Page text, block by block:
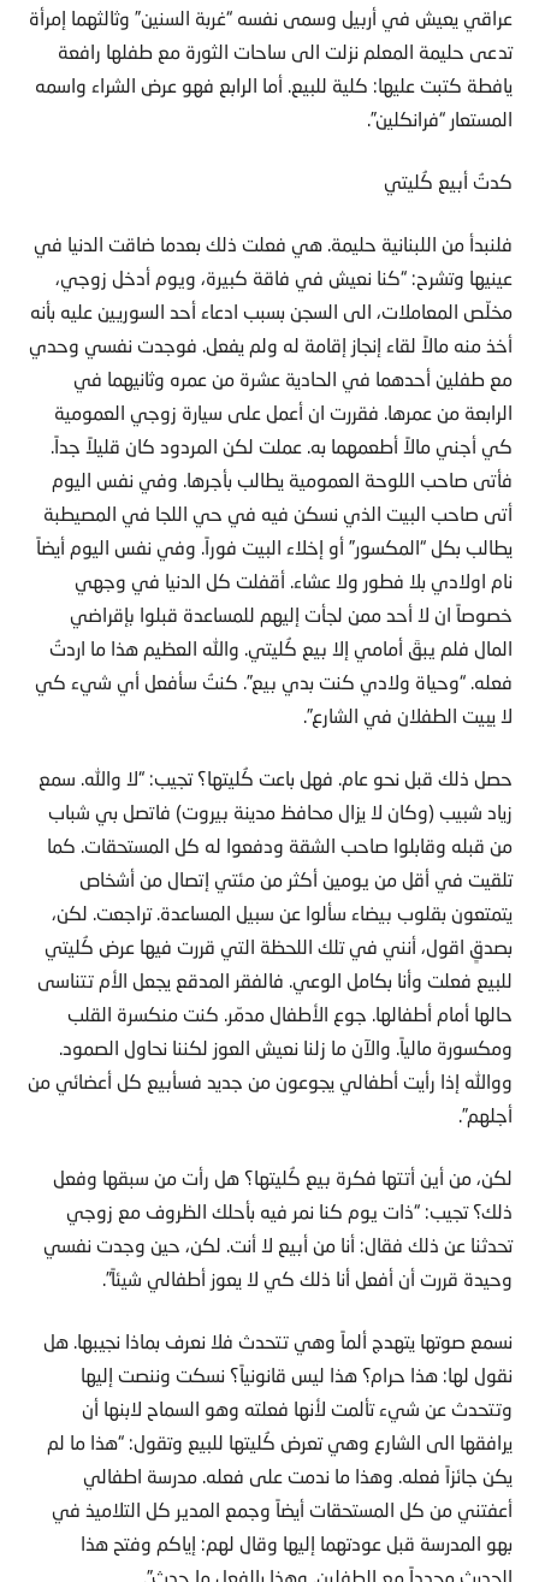
عراقي يعيش في أربيل وسمى نفسه “غربة السنين” وثالثهما إمرأة
تدعى حليمة المعلم نزلت الى ساحات الثورة مع طفلها رافعة
يافطة كتبت عليها: كلية للبيع. أما الرابع فهو عرض الشراء واسمه
المستعار “فرانكلين”.
كدتُ أبيع كُليتي
فلنبدأ من اللبنانية حليمة. هي فعلت ذلك بعدما ضاقت الدنيا في
عينيها وتشرح: “كنا نعيش في فاقة كبيرة، ويوم أدخل زوجي،
مخلّص المعاملات، الى السجن بسبب ادعاء أحد السوريين عليه بأنه
أخذ منه مالاً لقاء إنجاز إقامة له ولم يفعل. فوجدت نفسي وحدي
مع طفلين أحدهما في الحادية عشرة من عمره وثانيهما في
الرابعة من عمرها. فقررت ان أعمل على سيارة زوجي العمومية
كي أجني مالاً أطعمهما به. عملت لكن المردود كان قليلاً جداً.
فأتى صاحب اللوحة العمومية يطالب بأجرها. وفي نفس اليوم
أتى صاحب البيت الذي نسكن فيه في حي اللجا في المصيطبة
يطالب بكل “المكسور” أو إخلاء البيت فوراً. وفي نفس اليوم أيضاً
نام اولادي بلا فطور ولا عشاء. أقفلت كل الدنيا في وجهي
خصوصاً ان لا أحد ممن لجأت إليهم للمساعدة قبلوا بإقراضي
المال فلم يبقَ أمامي إلا بيع كُليتي. والله العظيم هذا ما اردتُ
فعله. “وحياة ولادي كنت بدي بيع”. كنتُ سأفعل أي شيء كي
لا يبيت الطفلان في الشارع”.
حصل ذلك قبل نحو عام. فهل باعت كُليتها؟ تجيب: “لا والله. سمع
زياد شبيب (وكان لا يزال محافظ مدينة بيروت) فاتصل بي شباب
من قبله وقابلوا صاحب الشقة ودفعوا له كل المستحقات. كما
تلقيت في أقل من يومين أكثر من مئتي إتصال من أشخاص
يتمتعون بقلوب بيضاء سألوا عن سبيل المساعدة. تراجعت. لكن،
بصدقٍ اقول، أنني في تلك اللحظة التي قررت فيها عرض كُليتي
للبيع فعلت وأنا بكامل الوعي. فالفقر المدقع يجعل الأم تتناسى
حالها أمام أطفالها. جوع الأطفال مدمّر. كنت منكسرة القلب
ومكسورة مالياً. والآن ما زلنا نعيش العوز لكننا نحاول الصمود.
ووالله إذا رأيت أطفالي يجوعون من جديد فسأبيع كل أعضائي من
أجلهم”.
لكن، من أين أتتها فكرة بيع كُليتها؟ هل رأت من سبقها وفعل
ذلك؟ تجيب: “ذات يوم كنا نمر فيه بأحلك الظروف مع زوجي
تحدثنا عن ذلك فقال: أنا من أبيع لا أنت. لكن، حين وجدت نفسي
وحيدة قررت أن أفعل أنا ذلك كي لا يعوز أطفالي شيئاً”.
نسمع صوتها يتهدج ألماً وهي تتحدث فلا نعرف بماذا نجيبها. هل
نقول لها: هذا حرام؟ هذا ليس قانونياً؟ نسكت وننصت إليها
وتتحدث عن شيء تألمت لأنها فعلته وهو السماح لابنها أن
يرافقها الى الشارع وهي تعرض كُليتها للبيع وتقول: “هذا ما لم
يكن جائزاً فعله. وهذا ما ندمت على فعله. مدرسة اطفالي
أعفتني من كل المستحقات أيضاً وجمع المدير كل التلاميذ في
بهو المدرسة قبل عودتهما إليها وقال لهم: إياكم وفتح هذا
الحديث مجدداً مع الطفلين. وهذا بالفعل ما حدث”.